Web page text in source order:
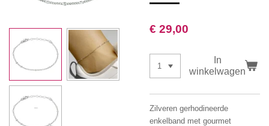
€ 29,00
In
winkelwagen
Zilveren gerhodineerde
enkelband met gourmet